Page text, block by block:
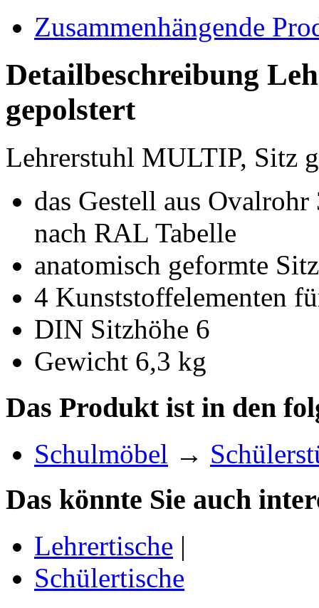
Zusammenhängende
Detailbeschreibung
gepolstert
Lehrerstuhl MULTIP, Sitz
das Gestell aus
nach RAL Tabelle
anatomisch geformte
4 Kunststoffelementen
DIN Sitzhöhe 6
Gewicht 6,3 kg
Das Produkt ist in den
Schulmöbel →
Das könnte Sie auch
Lehrertische |
Schülertische